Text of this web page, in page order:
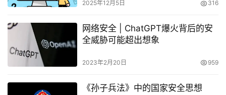
2025年12月5日 316
网络安全 | ChatGPT爆火背后的安
全威胁可能超出想象
2023年2月20日 959
《孙子兵法》中的国家安全思想